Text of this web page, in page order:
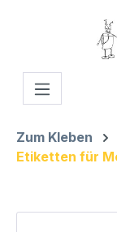
Zum Hauptinhalt
Zum Kleben
Etiketten für